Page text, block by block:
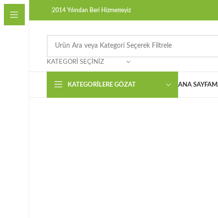
2014 Yılından Beri Hizmetteyiz
KATEGORI SEÇINIZ
KATEGORILERE GÖZAT ANA SAYFA